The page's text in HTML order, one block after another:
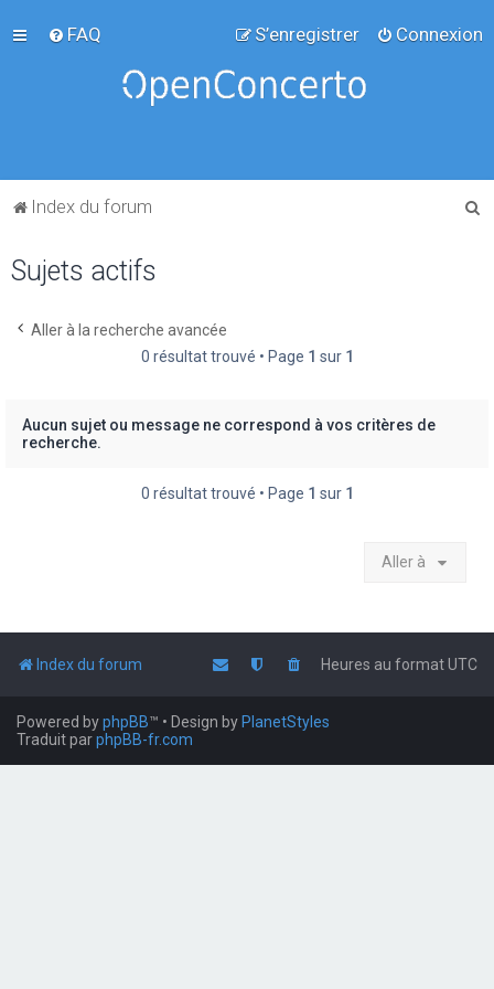
FAQ Connexion
S’enregistrer
Index du forum
Sujets actifs
Aller à la recherche avancée
0 résultat trouvé • Page 1 sur 1
Aucun sujet ou message ne correspond à vos critères de
recherche.
0 résultat trouvé • Page 1 sur 1
Aller à
Index du forum Heures au formatUTC
Powered byphpBB™ • Design by PlanetStyles
Traduit parphpBB-fr.com